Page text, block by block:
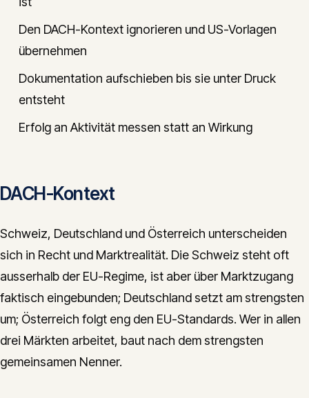
Den DACH-Kontext ignorieren und US-Vorlagen
übernehmen
Dokumentation aufschieben bis sie unter Druck
entsteht
Erfolg an Aktivität messen statt an Wirkung
DACH-Kontext
Schweiz, Deutschland und Österreich unterscheiden
sich in Recht und Marktrealität. Die Schweiz steht oft
ausserhalb der EU-Regime, ist aber über Marktzugang
faktisch eingebunden; Deutschland setzt am strengsten
um; Österreich folgt eng den EU-Standards. Wer in allen
drei Märkten arbeitet, baut nach dem strengsten
gemeinsamen Nenner.